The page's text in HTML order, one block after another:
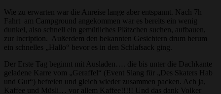
Wie zu erwarten war die Anreise lange aber entspannt. Nach 7h
Fahrt am Campground angekommen war es bereits ein wenig
dunkel, also schnell ein gemütliches Plätzchen suchen, aufbauen,
zur Incription. Außerdem den bekannten Gesichtern drum herum
ein schnelles „Hallo“ bevor es in den Schlafsack ging.
Der Erste Tag beginnt mit Ausladen…. die bis unter die Dachkante
geladene Karre vom „Geraffel“ (Event Slang für „Des Skaters Hab
und Gut“) befreien und gleich wieder zusammen packen. Ach ja,
Kaffee und Müsli… vor allem Kaffee!!!!! Und das dank Volker